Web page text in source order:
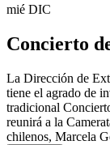
mié DIC
Concierto
La Dirección de
tiene el agrado de
tradicional
reunirá a la
chilenos, Marcela